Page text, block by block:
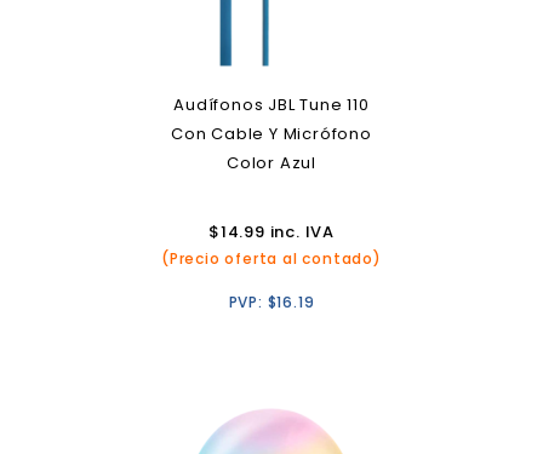
Audífonos JBL Tune 110
Con Cable Y Micrófono
Color Azul
$14.99 inc. IVA
(Precio oferta al contado)
PVP: $16.19